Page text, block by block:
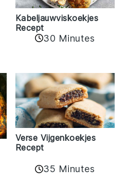
Kabeljauwviskoekjes
Recept
30 Minutes
Verse Vijgenkoekjes
Recept
35 Minutes